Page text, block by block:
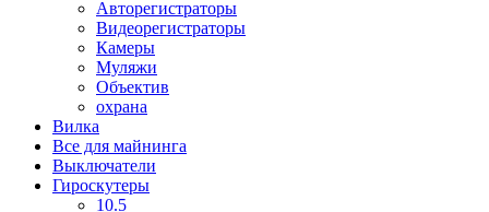
Авторегистраторы
Видеорегистраторы
Камеры
Муляжи
Объектив
охрана
Вилка
Все для майнинга
Выключатели
Гироскутеры
10.5